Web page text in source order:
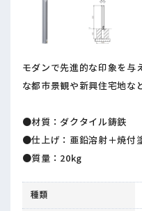
モダンで先進的な印象を与
な都市景観や新興住宅地な
●材質：ダクタイル鋳鉄
●仕上げ：亜鉛溶射＋焼付
●質量：20kg
種類